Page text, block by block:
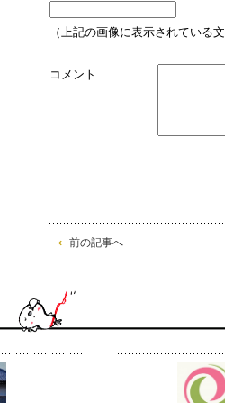
（上記の画像に表示されている
コメント
前の記事へ